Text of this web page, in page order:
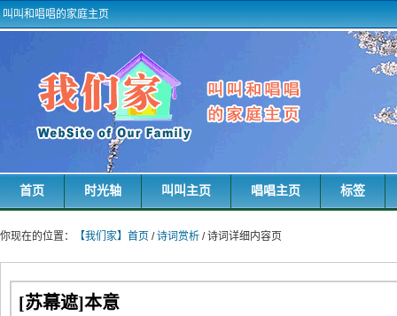
叫叫和唱唱的家庭主页
首页 时光轴 叫叫主页 唱唱主页 标签
你现在的位置： 【我们家】首页 /诗词赏析 / 诗词详细内容页
[苏幕遮]本意